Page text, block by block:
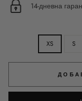
14-дневна
XS S